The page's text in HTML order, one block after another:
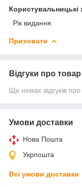
Користувальницькі
Рік видання
Приховати
Відгуки про товар
Ще немає відгуків
Умови доставки
Нова Пошта
Укрпошта
Всі умови доставки